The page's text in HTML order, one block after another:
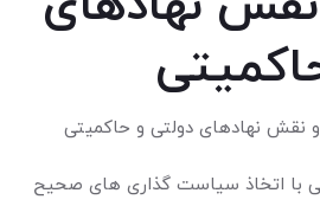
با اتخاذ سیاست گذاری های صحیح